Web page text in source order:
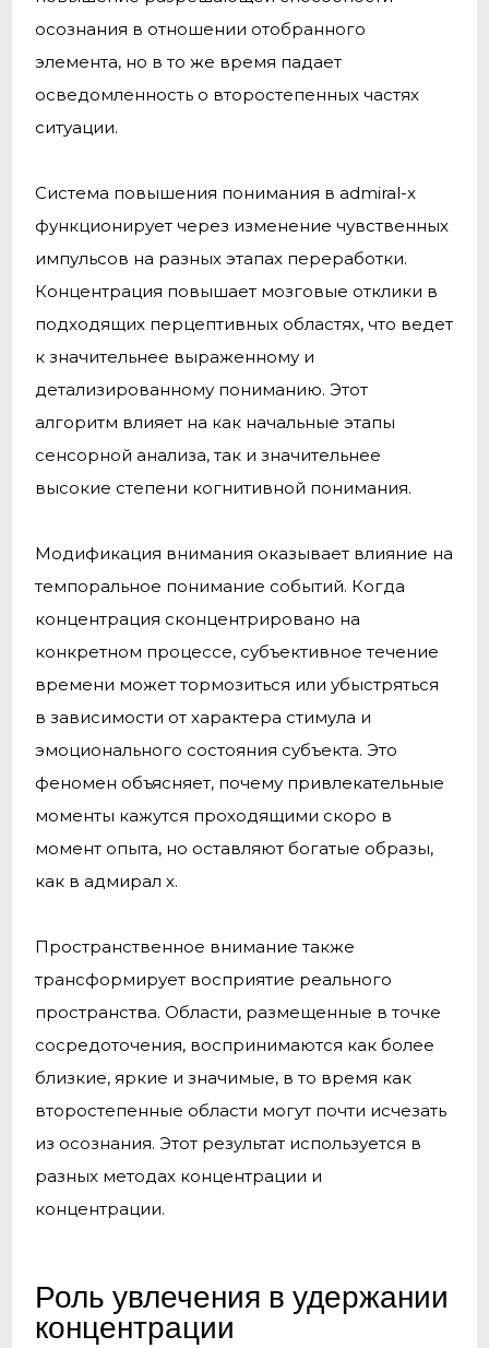
осознания в отношении отобранного
элемента, но в то же время падает
осведомленность о второстепенных частях
ситуации.
Система повышения понимания в admiral-x
функционирует через изменение чувственных
импульсов на разных этапах переработки.
Концентрация повышает мозговые отклики в
подходящих перцептивных областях, что ведет
к значительнее выраженному и
детализированному пониманию. Этот
алгоритм влияет на как начальные этапы
сенсорной анализа, так и значительнее
высокие степени когнитивной понимания.
Модификация внимания оказывает влияние на
темпоральное понимание событий. Когда
концентрация сконцентрировано на
конкретном процессе, субъективное течение
времени может тормозиться или убыстряться
в зависимости от характера стимула и
эмоционального состояния субъекта. Это
феномен объясняет, почему привлекательные
моменты кажутся проходящими скоро в
момент опыта, но оставляют богатые образы,
как в адмирал х.
Пространственное внимание также
трансформирует восприятие реального
пространства. Области, размещенные в точке
сосредоточения, воспринимаются как более
близкие, яркие и значимые, в то время как
второстепенные области могут почти исчезать
из осознания. Этот результат используется в
разных методах концентрации и
концентрации.
Роль увлечения в удержании
концентрации